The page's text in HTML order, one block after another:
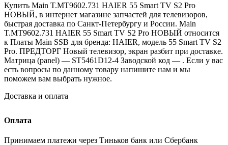
Купить Main T.MT9602.731 HAIER 55 Smart TV S2 Pro
НОВЫЙ, в интернет магазине запчастей для телевизоров,
быстрая доставка по Санкт-Петербургу и России. Main
T.MT9602.731 HAIER 55 Smart TV S2 Pro НОВЫЙ относится
к Платы Main SSB для бренда: HAIER, модель 55 Smart TV S2
Pro. ПРЕДТОРГ Новый телевизор, экран разбит при доставке.
Матрица (panel) — ST5461D12-4 Заводской код — . Если у вас
есть вопросы по данному товару напишите нам и мы
поможем вам выбрать нужное.
Доставка и оплата
Оплата
Принимаем платежи через Тиньков банк или Сбербанк